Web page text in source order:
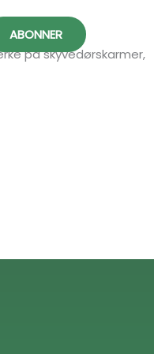
ABONNER
på skyvedørskarmer,